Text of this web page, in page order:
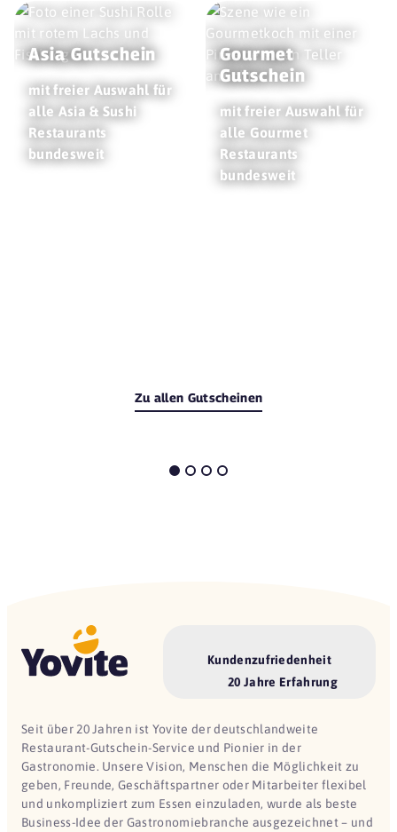
Asia Gutschein
mit freier Auswahl für
alle Asia & Sushi
Restaurants
bundesweit
Gourmet
Gutschein
mit freier Auswahl für
alle Gourmet
Restaurants
bundesweit
Zu allen Gutscheinen
Kundenzufriedenheit
20 Jahre Erfahrung
Seit über 20 Jahren ist Yovite der deutschlandweite
Restaurant-Gutschein-Service und Pionier in der
Gastronomie. Unsere Vision, Menschen die Möglichkeit zu
geben, Freunde, Geschäftspartner oder Mitarbeiter flexibel
und unkompliziert zum Essen einzuladen, wurde als beste
Business-Idee der Gastronomiebranche ausgezeichnet – und